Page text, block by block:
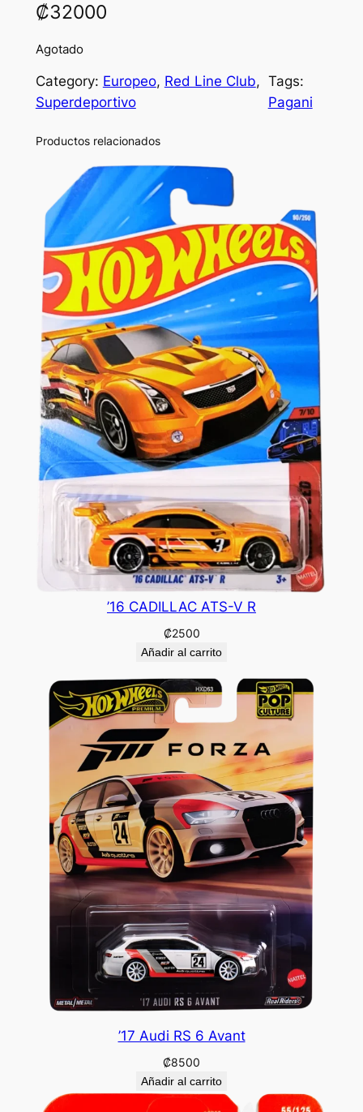
₡32000
Agotado
Category: Europeo, Red Line Club
Superdeportivo
Tags:
Pagani
Productos relacionados
’16 CADILLAC ATS-V R
₡2500
Añadir al carrito
’17 Audi RS 6 Avant
₡8500
Añadir al carrito